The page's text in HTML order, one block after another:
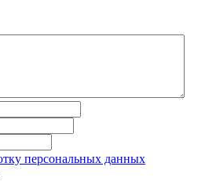
персональных данных